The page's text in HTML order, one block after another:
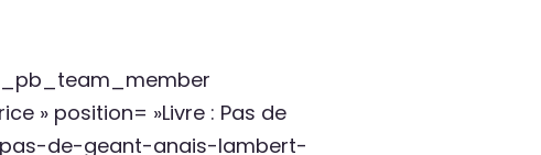
» position= »Livre : Pas de
pas-de-geant-anais-lambert-